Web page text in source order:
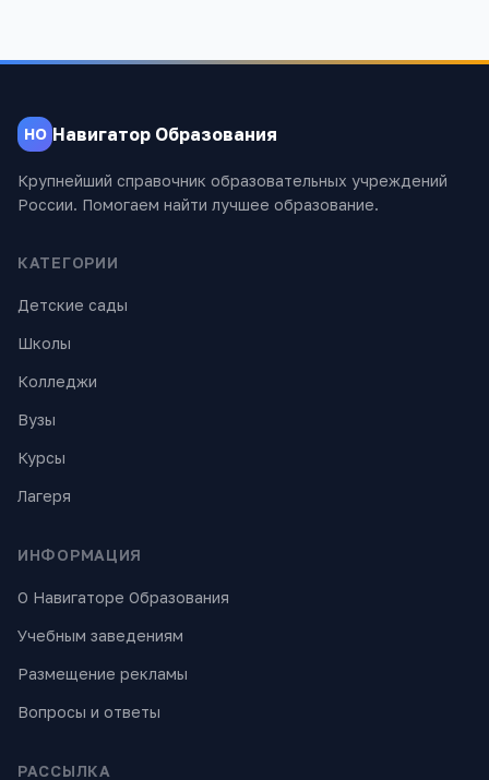
НО Навигатор Образования
Крупнейший справочник образовательных учреждений
России. Помогаем найти лучшее образование.
КАТЕГОРИИ
Детские сады
Школы
Колледжи
Вузы
Курсы
Лагеря
ИНФОРМАЦИЯ
О Навигаторе Образования
Учебным заведениям
Размещение рекламы
Вопросы и ответы
РАССЫЛКА